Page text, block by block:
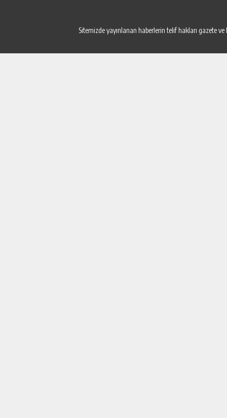
Sitemizde yayınlanan haberlerin telif hakları gazete